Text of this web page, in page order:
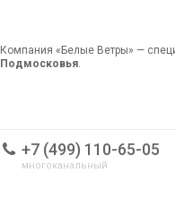
Компания «Белые Ветры» —
Подмосковья
+7 (499) 110-65-05
многоканальный